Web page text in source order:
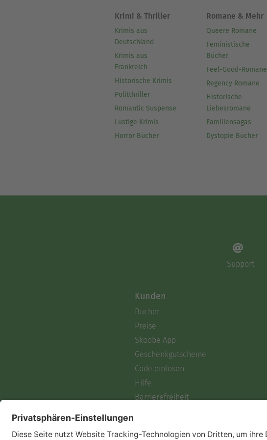
Krimi & Thriller
Krimis aus
Deutschland
Krimis aus
Frankreich
Historische Krimis
Politthriller
Romantic Suspense
Lustige Krimis
Horror Bücher
Romane & Mehr
Queere Romane
Feministische
Bücher
Feel-Good-Romane
Regency Romane
Historische
Liebesromane
Familiensagas
Dystopie Bücher
Support
Kunden
Bücher
Preise
Skoobe App
Geschenkgutscheine
Code einlösen
Hilfe
Barrierefreiheit